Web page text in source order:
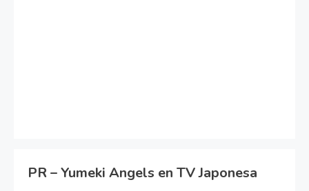
PR – Yumeki Angels en TV Japonesa